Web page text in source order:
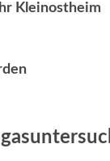
Kleinostheim